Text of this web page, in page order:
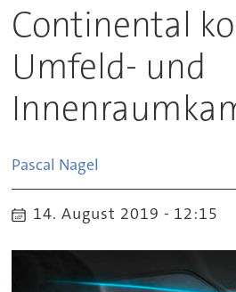
Continental
Umfeld- und
Pascal Nagel
14. August 2019 - 12:15